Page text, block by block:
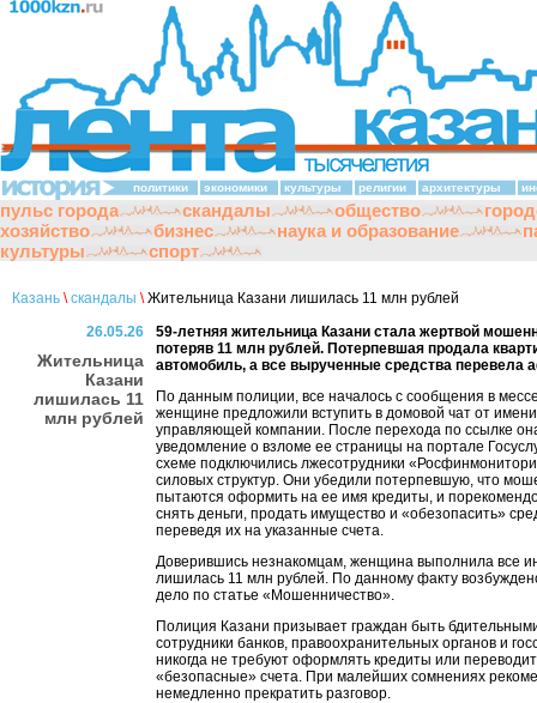
политики экономики культуры религии архитектуры
пульс города скандалы общество
хозяйство
бизнес наука и образование
культуры
спорт
Казань \ скандалы \Жительница Казани лишилась 11 млн рублей
26.05.26
Жительница
Казани
лишилась 11
млн рублей
59-летняя жительница Казани стала жертвой
потеряв 11 млн рублей. Потерпевшая продала
автомобиль, а все вырученные средства перевела
По данным полиции, все началось с сообщения в
женщине предложили вступить в домовой чат от имени
управляющей компании. После перехода по ссылке
уведомление о взломе ее страницы на портале
схеме подключились лжесотрудники
силовых структур. Они убедили потерпевшую, что
пытаются оформить на ее имя кредиты, и
снять деньги, продать имущество и «обезопасить»
переведя их на указанные счета.
Доверившись незнакомцам, женщина выполнила все
лишилась 11 млн рублей. По данному факту
дело по статье «Мошенничество».
Полиция Казани призывает граждан быть
сотрудники банков, правоохранительных органов и
никогда не требуют оформлять кредиты или
«безопасные» счета. При малейших сомнениях
немедленно прекратить разговор.